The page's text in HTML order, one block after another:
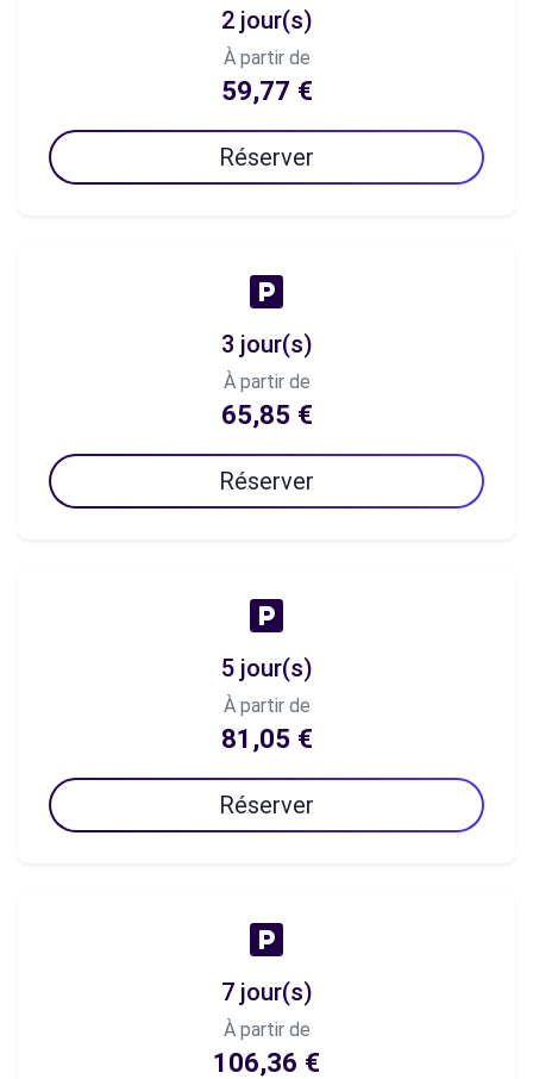
2 jour(s)
À partir de
59,77 €
Réserver
3 jour(s)
À partir de
65,85 €
Réserver
5 jour(s)
À partir de
81,05 €
Réserver
7 jour(s)
À partir de
106,36 €